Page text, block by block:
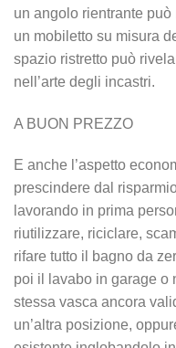
un angolo rientrante
un mobiletto su misura
spazio ristretto può
nell’arte degli incastri.
A BUON PREZZO
E anche l’aspetto
prescindere dal
lavorando in prima
riutilizzare, riciclare,
rifare tutto il bagno da
poi il lavabo in garage o
stessa vasca ancora
un’altra posizione,